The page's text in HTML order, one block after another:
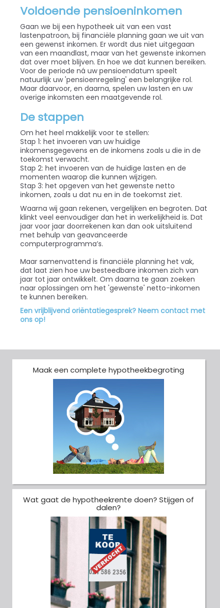
Voldoende pensioeninkomen
Gaan we bij een hypotheek uit van een vast
lastenpatroon, bij financiële planning gaan we uit van
een gewenst inkomen. Er wordt dus niet uitgegaan
van een maandlast, maar van het gewenste inkomen
dat over moet blijven. En hoe we dat kunnen bereiken.
Voor de periode ná uw pensioendatum speelt
natuurlijk uw 'pensioenregeling' een belangrijke rol.
Maar daarvoor, en daarna, spelen uw lasten en uw
overige inkomsten een maatgevende rol.
De stappen
Om het heel makkelijk voor te stellen:
Stap 1: het invoeren van uw huidige
inkomensgegevens en de inkomens zoals u die in de
toekomst verwacht.
Stap 2: het invoeren van de huidige lasten en de
momenten waarop die kunnen wijzigen.
Stap 3: het opgeven van het gewenste netto
inkomen, zoals u dat nu en in de toekomst ziet.
Waarna wij gaan rekenen, vergelijken en begroten. Dat
klinkt veel eenvoudiger dan het in werkelijkheid is. Dat
jaar voor jaar doorrekenen kan dan ook uitsluitend
met behulp van geavanceerde
computerprogramma’s.
Maar samenvattend is financiële planning het vak,
dat laat zien hoe uw besteedbare inkomen zich van
jaar tot jaar ontwikkelt. Om daarna te gaan zoeken
naar oplossingen om het 'gewenste' netto-inkomen
te kunnen bereiken.
Een vrijblijvend oriëntatiegesprek? Neem contact met
ons op!
Maak een complete hypotheekbegroting
Wat gaat de hypotheekrente doen? Stijgen of
dalen?